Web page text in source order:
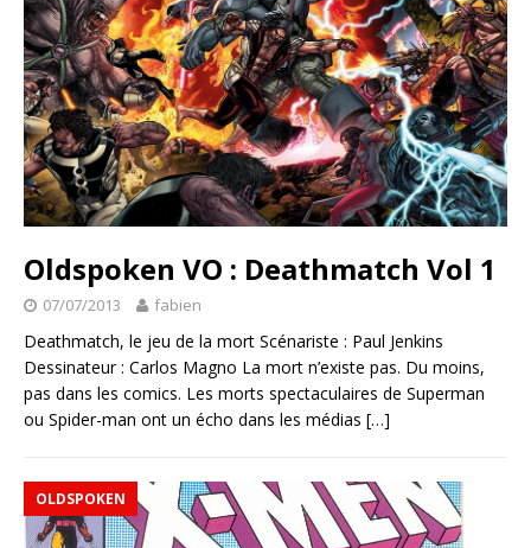
Oldspoken VO : Deathmatch Vol 1
07/07/2013 fabien
Deathmatch, le jeu de la mort Scénariste : Paul Jenkins
Dessinateur : Carlos Magno La mort n’existe pas. Du moins,
pas dans les comics. Les morts spectaculaires de Superman
ou Spider-man ont un écho dans les médias […]
OLDSPOKEN